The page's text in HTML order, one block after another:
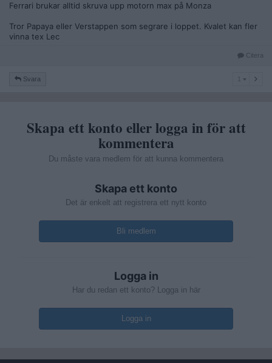
Ferrari brukar alltid skruva upp motorn max på Monza
Tror Papaya eller Verstappen som segrare i loppet. Kvalet kan fler
vinna tex Lec
Citera
Svara
Skapa ett konto eller logga in för att
kommentera
Du måste vara medlem för att kunna kommentera
Skapa ett konto
Det är enkelt att registrera ett nytt konto
Bli medlem
Logga in
Har du redan ett konto? Logga in här
Logga in